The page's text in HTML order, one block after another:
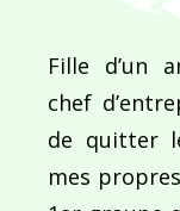
l’article
Metallic Bodies
Fille d’un
chef
de quitter
mes